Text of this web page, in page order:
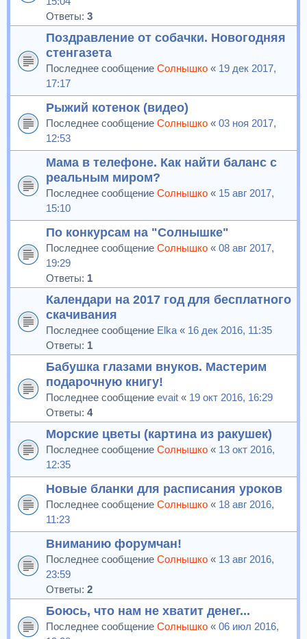
Ответы: 3
Поздравление от собачки. Новогодняя
стенгазета
Последнее сообщение Солнышко « 19 дек 2017,
17:17
Рыжий котенок (видео)
Последнее сообщение Солнышко « 03 ноя 2017,
12:53
Мама в телефоне. Как найти баланс с
реальным миром?
Последнее сообщение Солнышко « 15 авг 2017,
15:10
По конкурсам на "Солнышке"
Последнее сообщение Солнышко « 08 авг 2017,
19:29
Ответы: 1
Календари на 2017 год для бесплатного
скачивания
Последнее сообщение Elka « 16 дек 2016, 11:35
Ответы: 1
Бабушка глазами внуков. Мастерим
подарочную книгу!
Последнее сообщение evait « 19 окт 2016, 16:29
Ответы: 4
Морские цветы (картина из ракушек)
Последнее сообщение Солнышко « 13 окт 2016,
12:35
Новые бланки для расписания уроков
Последнее сообщение Солнышко « 18 авг 2016,
11:23
Вниманию форумчан!
Последнее сообщение Солнышко « 13 авг 2016,
23:59
Ответы: 2
Боюсь, что нам не хватит денег...
Последнее сообщение Солнышко « 06 июл 2016,